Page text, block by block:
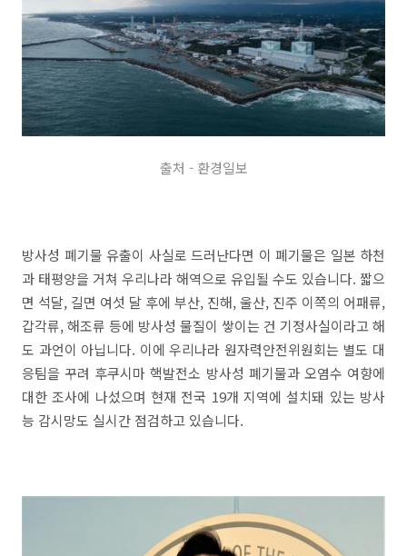
출처 - 환경일보
방사성 폐기물 유출이 사실로 드러난다면 이 폐기물은 일본 하천
과 태평양을 거쳐 우리나라 해역으로 유입될 수도 있습니다. 짧으
면 석달, 길면 여섯 달 후에 부산, 진해, 울산, 진주 이쪽의 어패류,
갑각류, 해조류 등에 방사성 물질이 쌓이는 건 기정사실이라고 해
도 과언이 아닙니다. 이에 우리나라 원자력안전위원회는 별도 대
응팀을 꾸려 후쿠시마 핵발전소 방사성 폐기물과 오염수 여향에
대한 조사에 나섰으며 현재 전국 19개 지역에 설치돼 있는 방사
능 감시망도 실시간 점검하고 있습니다.